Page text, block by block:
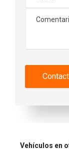
Vehículos en